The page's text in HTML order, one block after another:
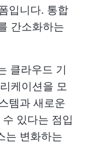
입니다. 통합
간소화하는
클라우드 기
케이션을 모
템과 새로운
있다는 점입
는 변화하는